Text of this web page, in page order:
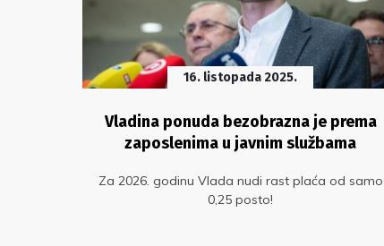
16. listopada 2025.
Vladina ponuda bezobrazna je prema
zaposlenima u javnim službama
Za 2026. godinu Vlada nudi rast plaća od samo
0,25 posto!